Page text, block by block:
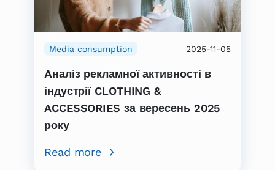
Media consumption 2025-11-05
Аналіз рекламної активності в
індустрії CLOTHING &
ACCESSORIES за вересень 2025
року
Read more